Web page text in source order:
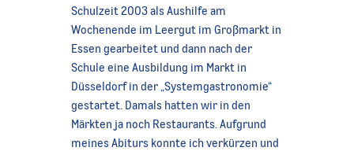
Schulzeit 2003 als Aushilfe am
Wochenende im Leergut im Großmarkt in
Essen gearbeitet und dann nach der
Schule eine Ausbildung im Markt in
Düsseldorf in der „Systemgastronomie“
gestartet. Damals hatten wir in den
Märkten ja noch Restaurants. Aufgrund
meines Abiturs konnte ich verkürzen und